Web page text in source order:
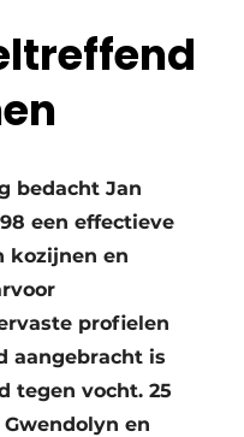
bedacht Jan
een effectieve
kozijnen en
profielen
aangebracht is
tegen vocht. 25
en